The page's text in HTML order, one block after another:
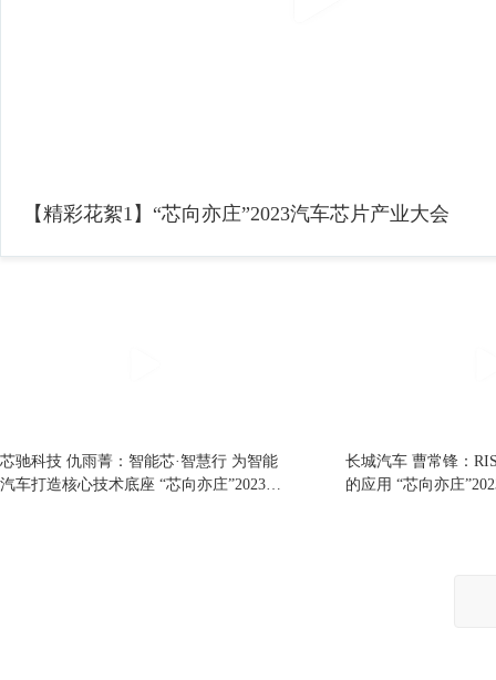
【精彩花絮1】“芯向亦庄”2023汽车芯片产业大会
芯驰科技 仇雨菁：智能芯·智慧行 为智能
汽车打造核心技术底座 “芯向亦庄”2023汽
长城汽车 曹常锋：
的应用 “芯向亦庄